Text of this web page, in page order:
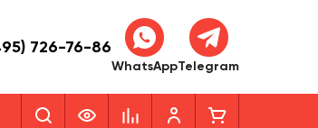
726-76-86
WhatsAppTelegram